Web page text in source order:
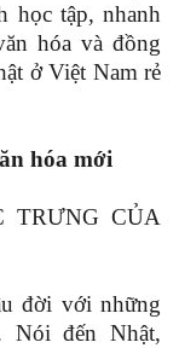
học tập, nhanh
hóa và đồng
ở Việt Nam rẻ
hóa mới
đời với những
Nói đến Nhật,